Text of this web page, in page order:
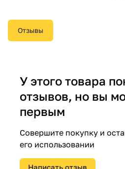
Отзывы
У этого товара
отзывов, но вы
первым
Совершите покупку и
его использовании
Написать отзыв